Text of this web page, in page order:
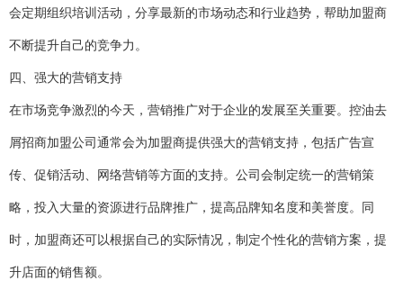
会定期组织培训活动，分享最新的市场动态和行业趋势，帮助加盟商
不断提升自己的竞争力。
四、强大的营销支持
在市场竞争激烈的今天，营销推广对于企业的发展至关重要。控油去
屑招商加盟公司通常会为加盟商提供强大的营销支持，包括广告宣
传、促销活动、网络营销等方面的支持。公司会制定统一的营销策
略，投入大量的资源进行品牌推广，提高品牌知名度和美誉度。同
时，加盟商还可以根据自己的实际情况，制定个性化的营销方案，提
升店面的销售额。